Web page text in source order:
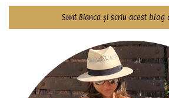
Sunt Bianca și scriu acest